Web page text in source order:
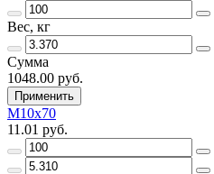
Вес, кг
Сумма
1048.00 руб.
Применить
М10х70
11.01 руб.